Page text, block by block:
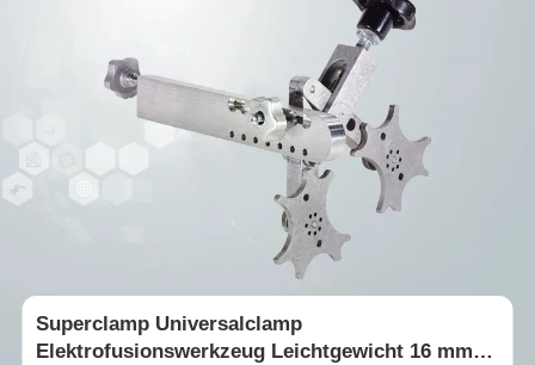
Superclamp Universalclamp
Elektrofusionswerkzeug Leichtgewicht 16 mm -